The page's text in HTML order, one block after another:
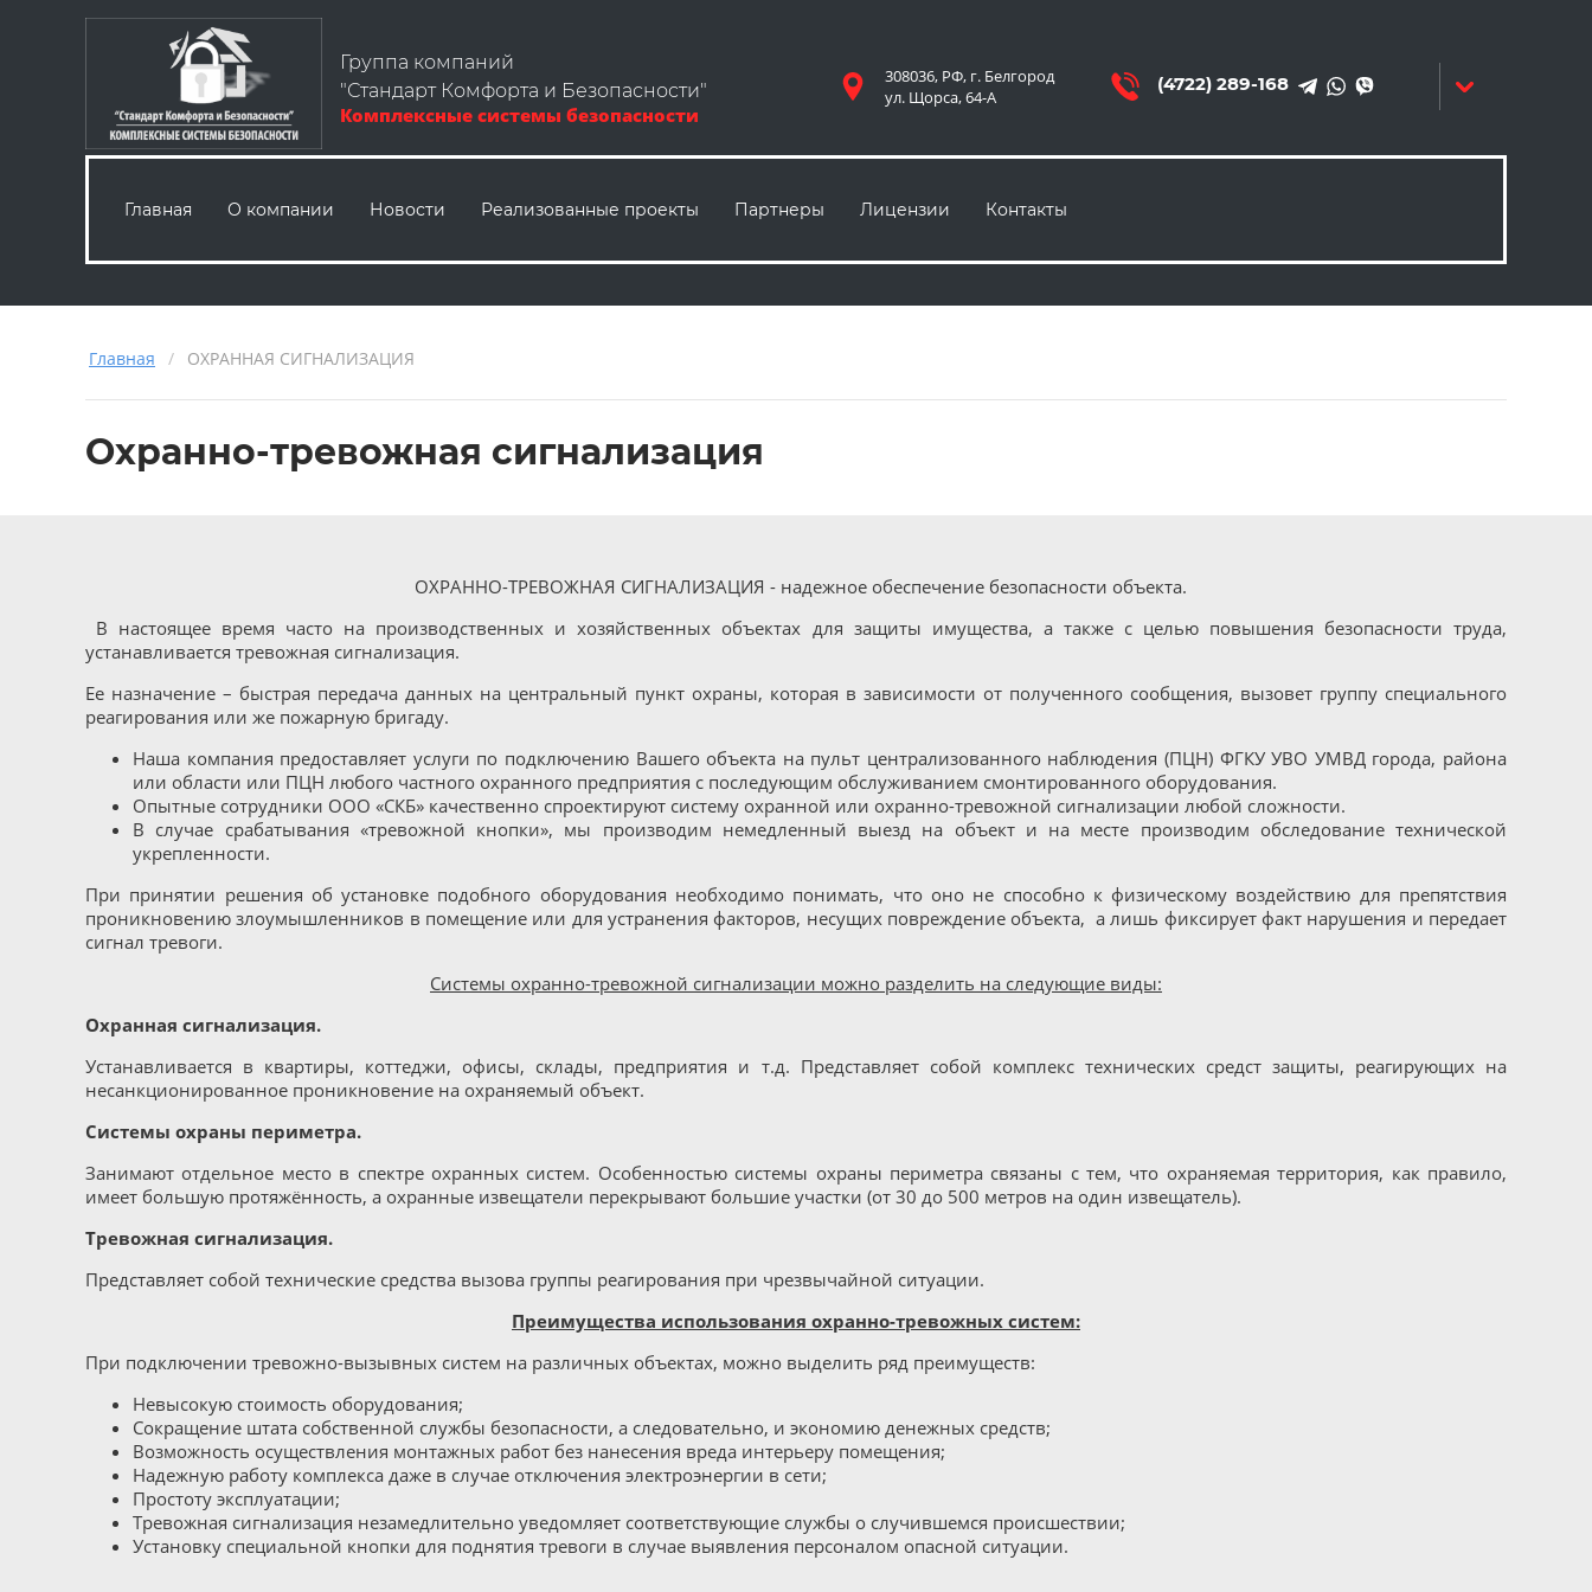
Группа компаний
"Стандарт Комфорта и Безопасности"
Комплексные системы безопасности
(4722) 289-168
308036, РФ, г. Белгород
ул. Щорса, 64-А
Главная О компании Новости Реализованные проекты Партнеры Лицензии Контакты
Главная / ОХРАННАЯ СИГНАЛИЗАЦИЯ
Охранно-тревожная сигнализация
ОХРАННО-ТРЕВОЖНАЯ СИГНАЛИЗАЦИЯ - надежное обеспечение безопасности объекта.
В настоящее время часто на производственных и хозяйственных объектах для защиты имущества, а также с целью повышения безопасности труда,
устанавливается тревожная сигнализация.
Ее назначение – быстрая передача данных на центральный пункт охраны, которая в зависимости от полученного сообщения, вызовет группу специального
реагирования или же пожарную бригаду.
Наша компания предоставляет услуги по подключению Вашего объекта на пульт централизованного наблюдения (ПЦН) ФГКУ УВО УМВД города, района
или области или ПЦН любого частного охранного предприятия с последующим обслуживанием смонтированного оборудования.
Опытные сотрудники ООО «СКБ» качественно спроектируют систему охранной или охранно-тревожной сигнализации любой сложности.
В случае срабатывания «тревожной кнопки», мы производим немедленный выезд на объект и на месте производим обследование технической
укрепленности.
При принятии решения об установке подобного оборудования необходимо понимать, что оно не способно к физическому воздействию для препятствия
проникновению злоумышленников в помещение или для устранения факторов, несущих повреждение объекта, а лишь фиксирует факт нарушения и передает
сигнал тревоги.
Системы охранно-тревожной сигнализации можно разделить на следующие виды:
Охранная сигнализация.
Устанавливается в квартиры, коттеджи, офисы, склады, предприятия и т.д. Представляет собой комплекс технических средст защиты, реагирующих на
несанкционированное проникновение на охраняемый объект.
Системы охраны периметра.
Занимают отдельное место в спектре охранных систем. Особенностью системы охраны периметра связаны с тем, что охраняемая территория, как правило,
имеет большую протяжённость, а охранные извещатели перекрывают большие участки (от 30 до 500 метров на один извещатель).
Тревожная сигнализация.
Представляет собой технические средства вызова группы реагирования при чрезвычайной ситуации.
Преимущества использования охранно-тревожных систем:
При подключении тревожно-вызывных систем на различных объектах, можно выделить ряд преимуществ:
Невысокую стоимость оборудования;
Сокращение штата собственной службы безопасности, а следовательно, и экономию денежных средств;
Возможность осуществления монтажных работ без нанесения вреда интерьеру помещения;
Надежную работу комплекса даже в случае отключения электроэнергии в сети;
Простоту эксплуатации;
Тревожная сигнализация незамедлительно уведомляет соответствующие службы о случившемся происшествии;
Установку специальной кнопки для поднятия тревоги в случае выявления персоналом опасной ситуации.